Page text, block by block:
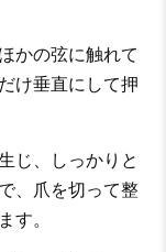
かの弦に触れて
け垂直にして押
じ、しっかりと
、爪を切って整
す。